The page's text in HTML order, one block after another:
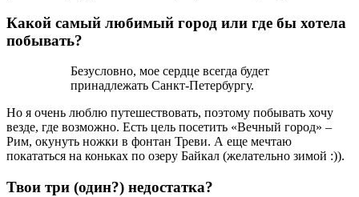
Какой самый любимый город или где бы хотела
побывать?
Безусловно, мое сердце всегда будет
принадлежать Санкт-Петербургу.
Но я очень люблю путешествовать, поэтому побывать хочу
везде, где возможно. Есть цель посетить «Вечный город» –
Рим, окунуть ножки в фонтан Треви. А еще мечтаю
покататься на коньках по озеру Байкал (желательно зимой :)).
Твои три (один?) недостатка?